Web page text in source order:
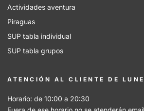
Actividades aventura
Piraguas
SUP tabla individual
SUP tabla grupos
ATENCIÓN AL CLIENTE DE
Horario: de 10:00 a 20:30